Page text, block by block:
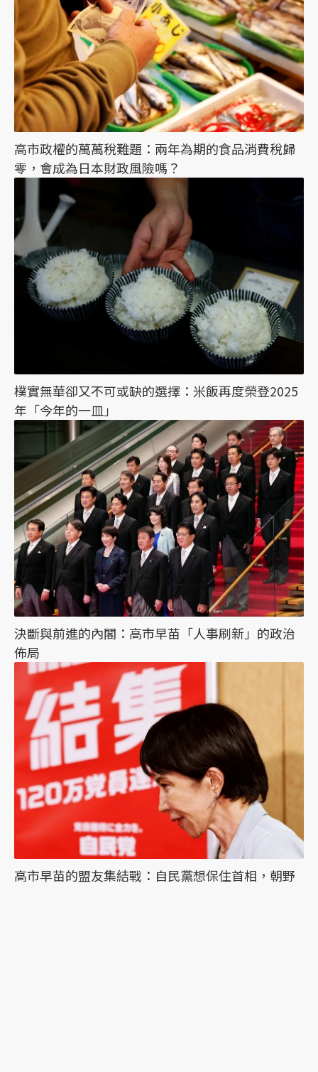
高市政權的萬萬稅難題：兩年為期的食品消費稅歸
零，會成為日本財政風險嗎？
樸實無華卻又不可或缺的選擇：米飯再度榮登2025
年「今年的一皿」
決斷與前進的內閣：高市早苗「人事刷新」的政治
佈局
高市早苗的盟友集結戰：自民黨想保住首相，朝野